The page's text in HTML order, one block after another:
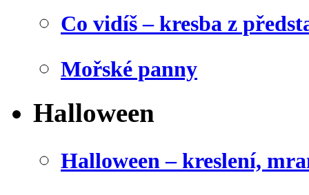
Co vidíš – kresba z
Mořské panny
Halloween
Halloween – kreslení,